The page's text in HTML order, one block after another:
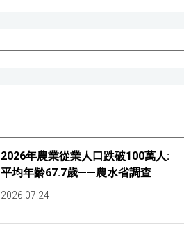
2026年農業從業人口跌破100萬人:
平均年齡67.7歲——農水省調查
2026.07.24